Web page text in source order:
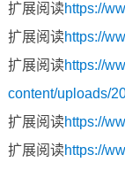
扩展阅读https://
扩展阅读https://
扩展阅读https://
content/uploads/
扩展阅读https://
扩展阅读https://